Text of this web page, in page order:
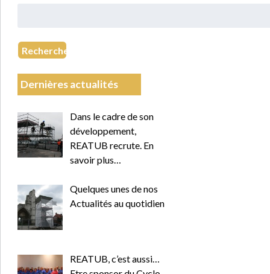
Recherche
Dernières actualités
Dans le cadre de son
développement,
REATUB recrute. En
savoir plus…
Quelques unes de nos
Actualités au quotidien
REATUB, c’est aussi…